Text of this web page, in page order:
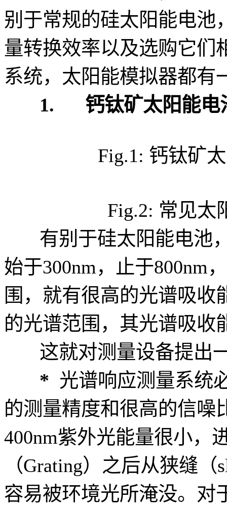
别于常规的硅太阳能电池
量转换效率以及选购它们
系统，太阳能模拟器都有
1.
钙钛矿太阳能
Fig.1: 钙钛矿
Fig.2: 常见太
有别于硅太阳能电池
始于300nm，止于800nm
围，就有很高的光谱吸收
的光谱范围，其光谱吸收
这就对测量设备提出
* 光谱响应测量系统
的测量精度和很高的信噪
400nm紫外光能量很小，
（Grating）之后从狭缝
容易被环境光所淹没。对